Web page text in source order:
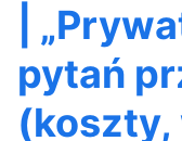
|
pytań